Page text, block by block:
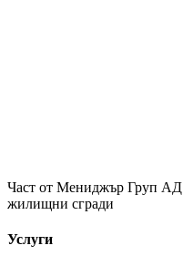
Част от Мениджър Груп АД
жилищни сгради
Услуги